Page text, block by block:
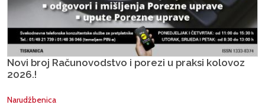
Novi broj Računovodstvo i porezi u praksi kolovoz
2026.!
Narudžbenica